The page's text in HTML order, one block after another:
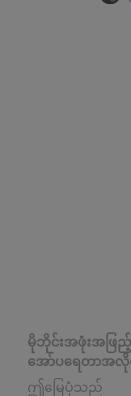
မိုဘိုင်းအဖုံးအဖြည့်
အော်ပရေတာအ
ဤမြေပုံသည်